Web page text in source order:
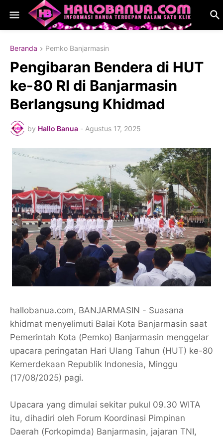
Beranda Pemko Banjarmasin
Pengibaran Bendera di HUT
ke-80 RI di Banjarmasin
Berlangsung Khidmad
by Hallo Banua - Agustus 17, 2025
hallobanua.com, BANJARMASIN - Suasana
khidmat menyelimuti Balai Kota Banjarmasin saat
Pemerintah Kota (Pemko) Banjarmasin menggelar
upacara peringatan Hari Ulang Tahun (HUT) ke-80
Kemerdekaan Republik Indonesia, Minggu
(17/08/2025) pagi.
​Upacara yang dimulai sekitar pukul 09.30 WITA
itu, dihadiri oleh Forum Koordinasi Pimpinan
Daerah (Forkopimda) Banjarmasin, jajaran TNI,